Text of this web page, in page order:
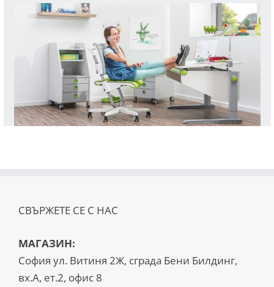
СВЪРЖЕТЕ СЕ С НАС
МАГАЗИН:
София ул. Витиня 2Ж, сграда Бени Билдинг,
вх.А, ет.2, офис 8